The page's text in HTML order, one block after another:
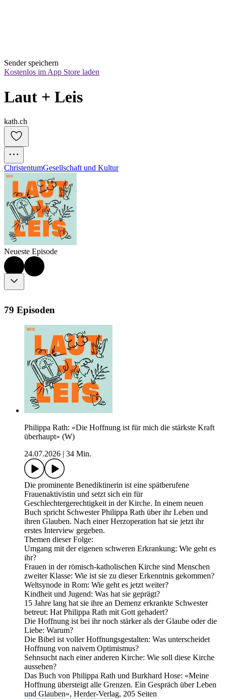
Sender speichern
Kostenlos im App Store laden
Laut + Leis
kath.ch
ChristentumGesellschaft und Kultur
Neueste Episode
79 Episoden
Philippa Rath: «Die Hoffnung ist für mich die stärkste Kraft
überhaupt» (W)
24.07.2026
34 Min.
Die prominente Benediktinerin ist eine spätberufene
Frauenaktivistin und setzt sich ein für
Geschlechtergerechtigkeit in der Kirche. In einem neuen
Buch spricht Schwester Philippa Rath über ihr Leben und
ihren Glauben. Nach einer Herzoperation hat sie jetzt ihr
erstes Interview gegeben.
Themen dieser Folge:
Umgang mit der eigenen schweren Erkrankung: Wie geht es
ihr?
Frauen in der römisch-katholischen Kirche sind Menschen
zweiter Klasse: Wie ist sie zu dieser Erkenntnis gekommen?
Weltsynode in Rom: Wie geht es jetzt weiter?
Kindheit und Jugend: Was hat sie geprägt?
15 Jahre lang hat sie ihre an Demenz erkrankte Schwester
betreut: Hat Philippa Rath mit Gott gehadert?
Die Hoffnung ist bei ihr noch stärker als der Glaube oder die
Liebe: Warum?
Die Bibel ist voller Hoffnungsgestalten: Was unterscheidet
Hoffnung von naivem Optimismus?
Sehnsucht nach einer anderen Kirche: Wie soll diese Kirche
aussehen?
Das Buch von Philippa Rath und Burkhard Hose: «Meine
Hoffnung übersteigt alle Grenzen. Ein Gespräch über Leben
und Glauben», Herder-Verlag, 205 Seiten